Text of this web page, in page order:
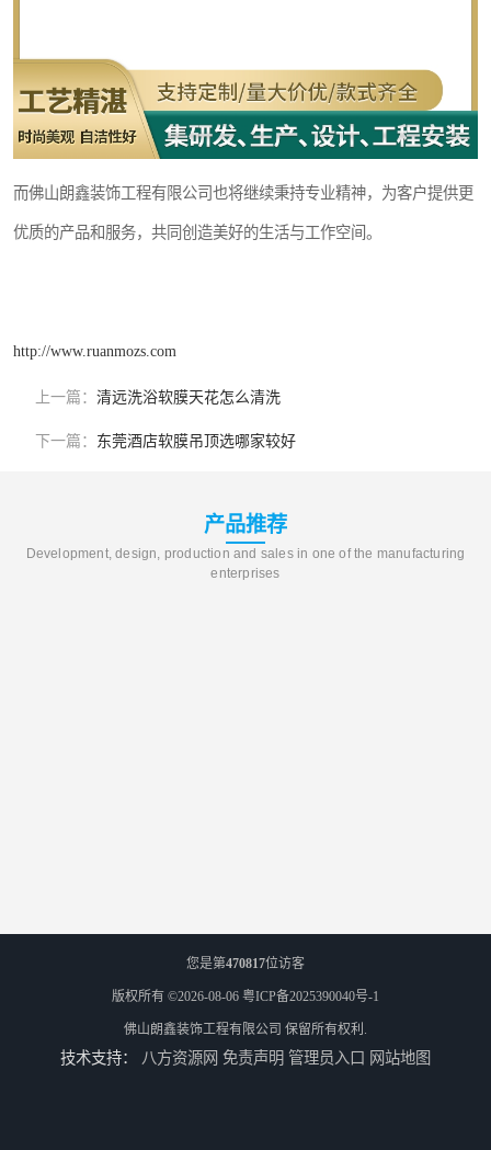
而佛山朗鑫装饰工程有限公司也将继续秉持专业精神，为客户提供更
优质的产品和服务，共同创造美好的生活与工作空间。
http://www.ruanmozs.com
上一篇： 清远洗浴软膜天花怎么清洗
下一篇： 东莞酒店软膜吊顶选哪家较好
产品推荐
Development, design, production and sales in one of the manufacturing
enterprises
您是第470817位访客
版权所有 ©2026-08-06 粤ICP备2025390040号-1
佛山朗鑫装饰工程有限公司 保留所有权利.
技术支持： 八方资源网 免责声明 管理员入口 网站地图